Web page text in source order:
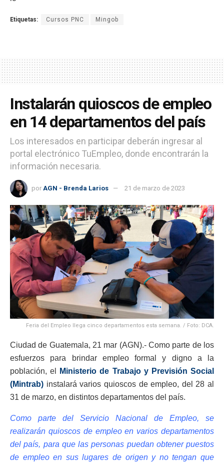
Etiquetas: Cursos PNC Mingob
Instalarán quioscos de empleo
en 14 departamentos del país
Los interesados en participar deberán ingresar al
portal electrónico TuEmpleo, donde encontrarán la
información necesaria.
por AGN - Brenda Larios 21 de marzo de 2023
Feria del Empleo llega cinco departamentos esta semana. / Foto: DCA.
Ciudad de Guatemala, 21 mar (AGN).- Como parte de los
esfuerzos para brindar empleo formal y digno a la
población, el
Ministerio de Trabajo y Previsión Social
(Mintrab) instalará varios quioscos de empleo, del 28 al
31 de marzo, en distintos departamentos del país.
Como parte del Servicio Nacional de Empleo, se
realizarán quioscos de empleo en varios departamentos
del país, para que las personas puedan obtener puestos
de empleo en sus lugares de origen y no tengan que